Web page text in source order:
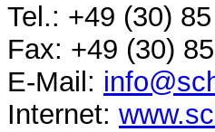
Tel.: +49 (30)
Fax: +49 (30)
E-Mail:
Internet: